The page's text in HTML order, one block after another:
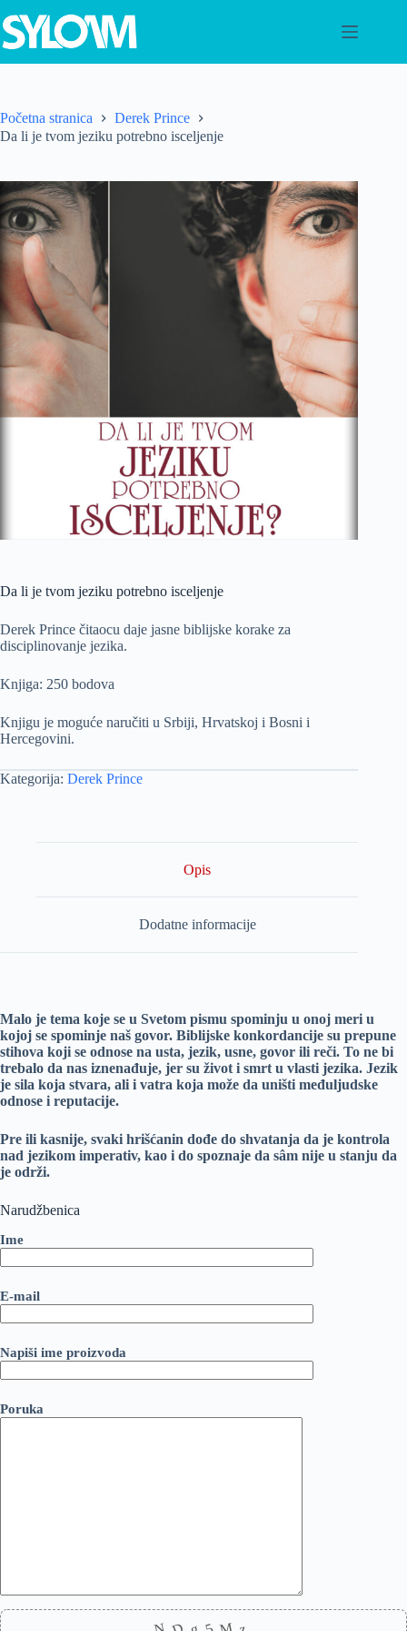
na
sadržaj
Početna stranica
Derek Prince
Da li je tvom jeziku potrebno isceljenje
Da li je tvom jeziku potrebno isceljenje
Derek Prince čitaocu daje jasne biblijske korake za
disciplinovanje jezika.
Knjiga: 250 bodova
Knjigu je moguće naručiti u Srbiji, Hrvatskoj i Bosni i
Hercegovini.
Kategorija: Derek Prince
Opis
Dodatne informacije
Malo je tema koje se u Svetom pismu spominju u onoj meri u
kojoj se spominje naš govor. Biblijske konkordancije su prepune
stihova koji se odnose na usta, jezik, usne, govor ili reči. To ne bi
trebalo da nas iznenađuje, jer su život i smrt u vlasti jezika. Jezik
je sila koja stvara, ali i vatra koja može da uništi međuljudske
odnose i reputacije.
Pre ili kasnije, svaki hrišćanin dođe do shvatanja da je kontrola
nad jezikom imperativ, kao i do spoznaje da sâm nije u stanju da
je održi.
Narudžbenica
Ime
E-mail
Napiši ime proizvoda
Poruka